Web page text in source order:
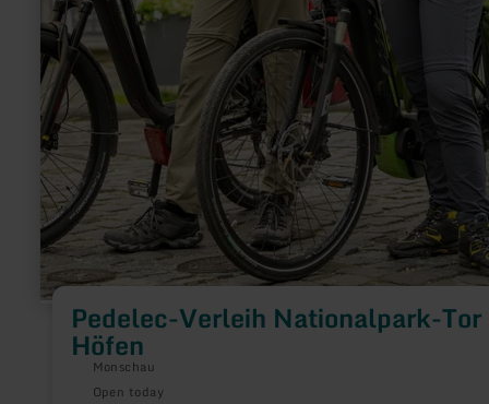
Pedelec-Verleih Nationalpark-Tor
Höfen
Monschau
Open today